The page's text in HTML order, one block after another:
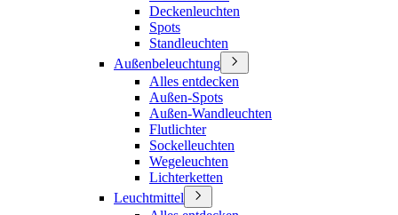
Deckenleuchten
Spots
Standleuchten
Außenbeleuchtung
Alles entdecken
Außen-Spots
Außen-Wandleuchten
Flutlichter
Sockelleuchten
Wegeleuchten
Lichterketten
Leuchtmittel